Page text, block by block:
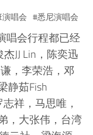
唱会 悉尼演唱会
唱会行程都已经
JJ Lin，陈奕迅
，李荣浩，邓
静茹Fish
祥，马思唯，
，大张伟，台湾